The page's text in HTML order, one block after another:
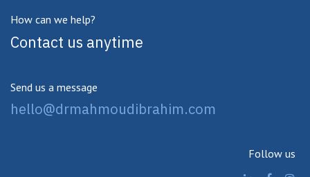
How can we help?
Contact us anytime
Send us a message
hello@drmahmoudibrahim.com
Follow us